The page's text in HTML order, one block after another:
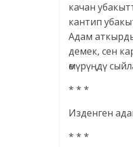
качан
кантип
Адам
демек, сен
өмүрүңдү
* * *
Изденген
* * *